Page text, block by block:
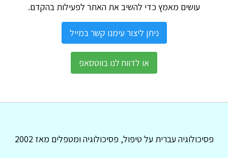
עושים מאמץ כדי להשיב את האתר לפעילות בהקדם.
ניתן ליצור עימנו קשר במייל
או לדווח לנו בווטסאפ
פסיכולוגיה עברית על טיפול, פסיכולוגיה ומטפלים מאז 2002